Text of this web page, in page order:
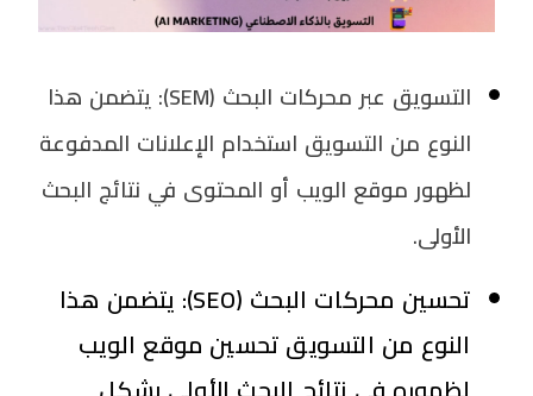
التسويق عبر محركات البحث (SEM)
: يتضمن هذا
النوع من التسويق استخدام الإعلانات المدفوعة
لظهور موقع الويب أو المحتوى في نتائج البحث
الأولى.
تحسين محركات البحث (SEO)
: يتضمن هذا
النوع من التسويق تحسين موقع الويب